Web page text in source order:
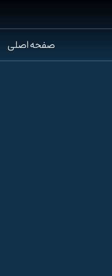
صفحه اصلی